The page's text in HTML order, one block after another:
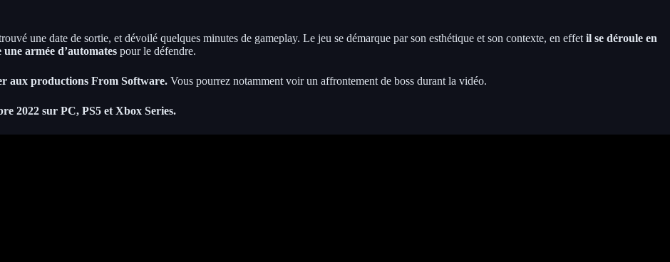
une date de sortie, et dévoilé quelques minutes de gameplay. Le jeu se démarque par son esthétique et son contexte, en effet il se déroule en
armée d’automates pour le défendre.
aux productions From Software. Vous pourrez notamment voir un affrontement de boss durant la vidéo.
2022 sur PC, PS5 et Xbox Series.